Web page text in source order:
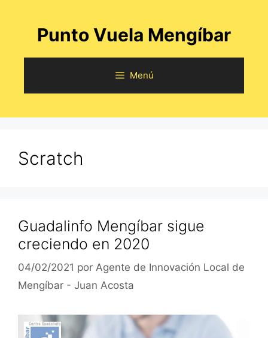
contenidoPunto Vuela Mengíbar
Menú
Scratch
Guadalinfo Mengíbar sigue
creciendo en 2020
04/02/2021 por Agente de Innovación Local de
Mengíbar - Juan Acosta